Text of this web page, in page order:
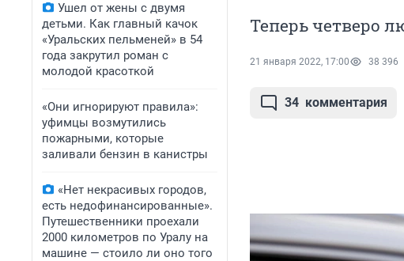
Ушел от жены с двумя
детьми. Как главный качок
«Уральских пельменей» в 54
года закрутил роман с
молодой красоткой
«Они игнорируют правила»:
уфимцы возмутились
пожарными, которые
заливали бензин в канистры
«Нет некрасивых городов,
есть недофинансированные».
Путешественники проехали
2000 километров по Уралу на
машине — стоило ли оно того
Теперь четверо
21 января 2022, 17:00 38 396
34 комментария